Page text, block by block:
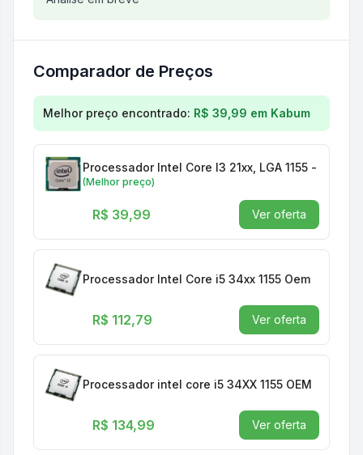
Comparador de Preços
Comparação de preços para Processador Intel
Melhor preço encontrado: R$ 39,99 em Kabum
Processador Intel Core I3 21xx, LGA 1155 - Oem
(Melhor preço)
R$ 39,99 Ver oferta
Processador Intel Core i5 34xx 1155 Oem
R$ 112,79 Ver oferta
Processador intel core i5 34XX 1155 OEM
R$ 134,99 Ver oferta